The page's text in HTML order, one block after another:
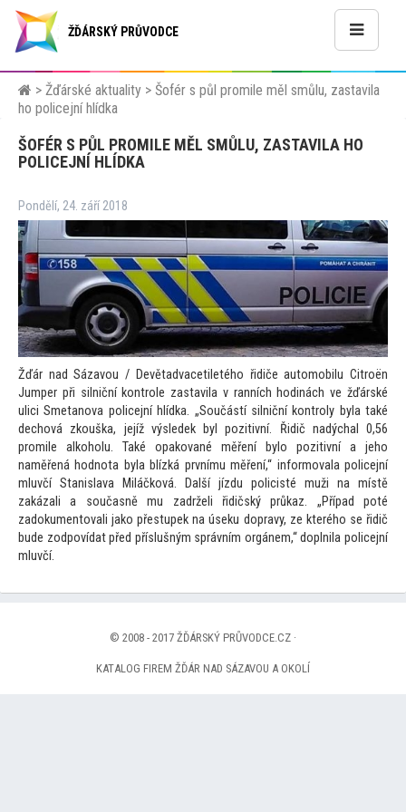
ŽĎÁRSKÝ PRŮVODCE
> Žďárské aktuality > Šofér s půl promile měl smůlu, zastavila
ho policejní hlídka
ŠOFÉR S PŮL PROMILE MĚL SMŮLU, ZASTAVILA HO
POLICEJNÍ HLÍDKA
Pondělí, 24. září 2018
Žďár nad Sázavou / Devětadvacetiletého řidiče automobilu Citroën
Jumper při silniční kontrole zastavila v ranních hodinách ve žďárské
ulici Smetanova policejní hlídka. „Součástí silniční kontroly byla také
dechová zkouška, jejíž výsledek byl pozitivní. Řidič nadýchal 0,56
promile alkoholu. Také opakované měření bylo pozitivní a jeho
naměřená hodnota byla blízká prvnímu měření,“ informovala policejní
mluvčí Stanislava Miláčková. Další jízdu policisté muži na místě
zakázali a současně mu zadrželi řidičský průkaz. „Případ poté
zadokumentovali jako přestupek na úseku dopravy, ze kterého se řidič
bude zodpovídat před příslušným správním orgánem,“ doplnila policejní
mluvčí.
© 2008 - 2017 ŽĎÁRSKÝ PRŮVODCE.CZ ·
KATALOG FIREM ŽĎÁR NAD SÁZAVOU A OKOLÍ